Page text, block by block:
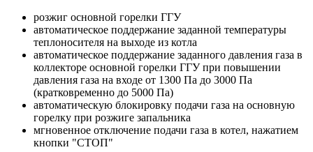
розжиг основной горелки ГГУ
автоматическое поддержание заданной температуры
теплоносителя на выходе из котла
автоматическое поддержание заданного давления газа в
коллекторе основной горелки ГГУ при повышении
давления газа на входе от 1300 Па до 3000 Па
(кратковременно до 5000 Па)
автоматическую блокировку подачи газа на основную
горелку при розжиге запальника
мгновенное отключение подачи газа в котел, нажатием
кнопки "СТОП"